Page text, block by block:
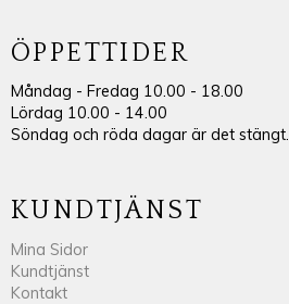
ÖPPETTIDER
Måndag - Fredag 10.00 - 18.00
Lördag 10.00 - 14.00
Söndag och röda dagar är det stängt.
KUNDTJÄNST
Mina Sidor
Kundtjänst
Kontakt